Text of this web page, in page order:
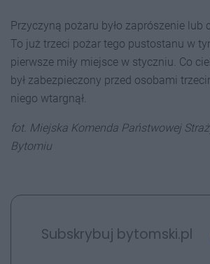
Przyczyną pożaru było zaprószenie lub
To już trzeci pożar tego pustostanu w
pierwsze miły miejsce w styczniu. Co
był zabezpieczony przed osobami
niego wtargnął.
fot. Miejska Komenda Państwowej
Bytomiu
Subskrybuj bytomski.pl